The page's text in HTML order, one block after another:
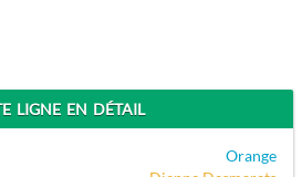
LIGNE EN DÉTAIL
Orange